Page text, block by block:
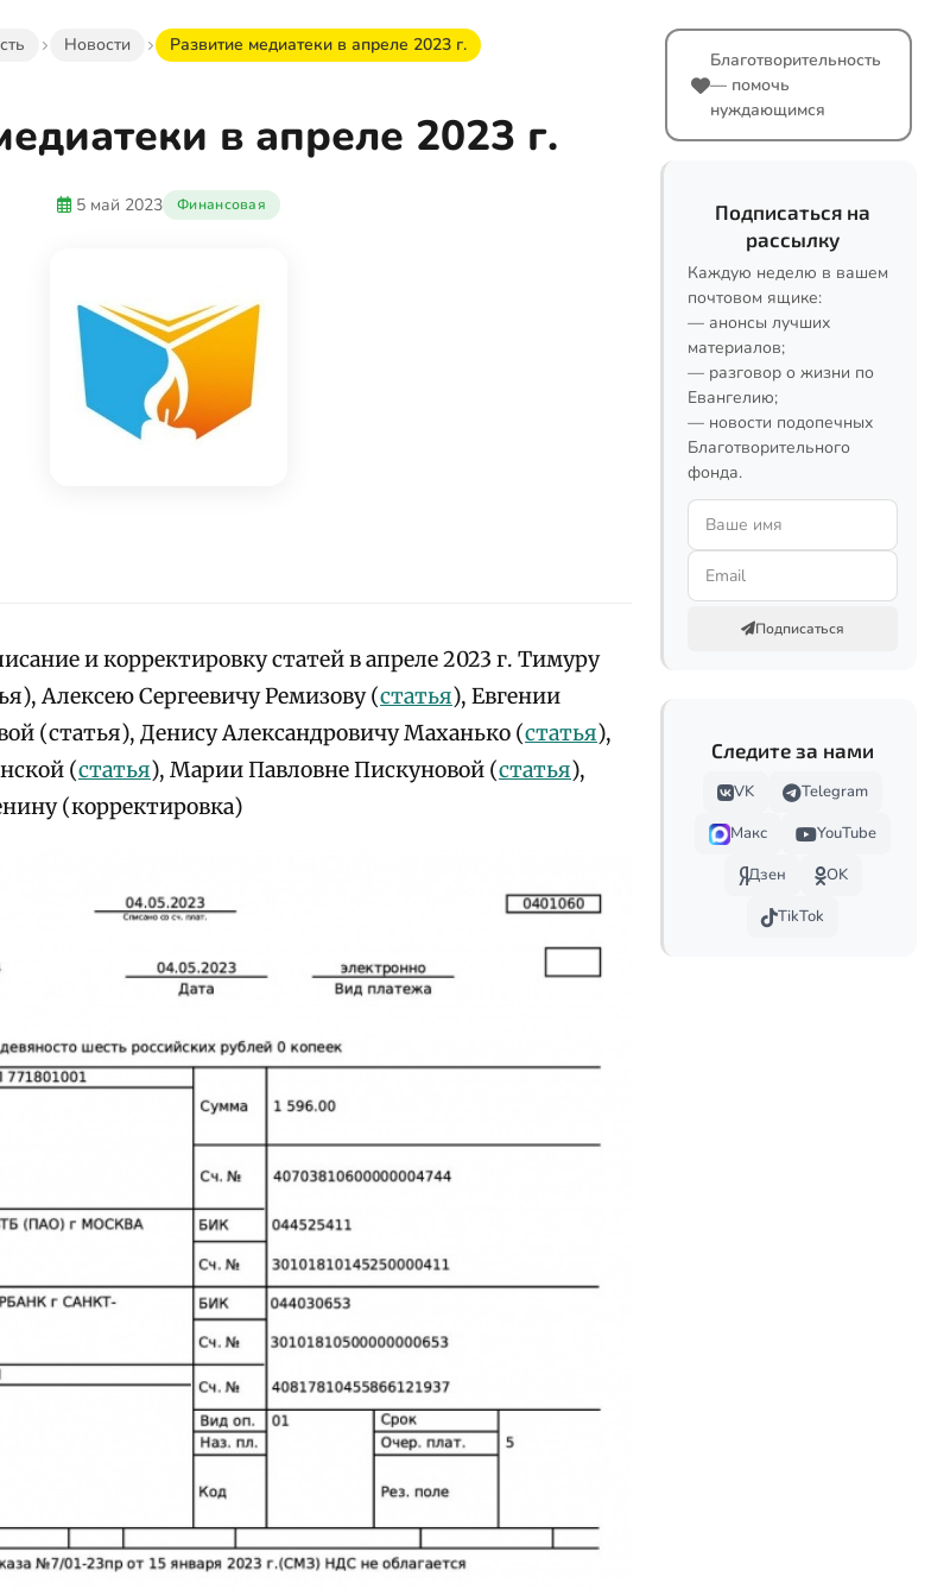
Новости Развитие медиатеки в апреле 2023 г.
в апреле 2023 г.
5 май 2023 Финансовая
и корректировку статей в апреле 2023 г. Тимуру
Алексею Сергеевичу Ремизову (статья), Евгении
(статья), Денису Александровичу Маханько (статья),
(статья), Марии Павловне Пискуновой (статья),
(корректировка)
Благотворительность
— помочь
нуждающимся
Подписаться на
рассылку
Каждую неделю в вашем
почтовом ящике:
— анонсы лучших
материалов;
— разговор о жизни по
Евангелию;
— новости подопечных
Благотворительного
фонда.
Подписаться
Следите за нами
VK
Telegram
Макс
YouTube
Дзен
OK
TikTok